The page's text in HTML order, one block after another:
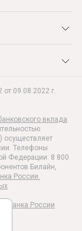
09.08.2022 г.
вклада
осуществляет
Телефоны
Федерации: 8 800
Билайн,
России.
Банка России